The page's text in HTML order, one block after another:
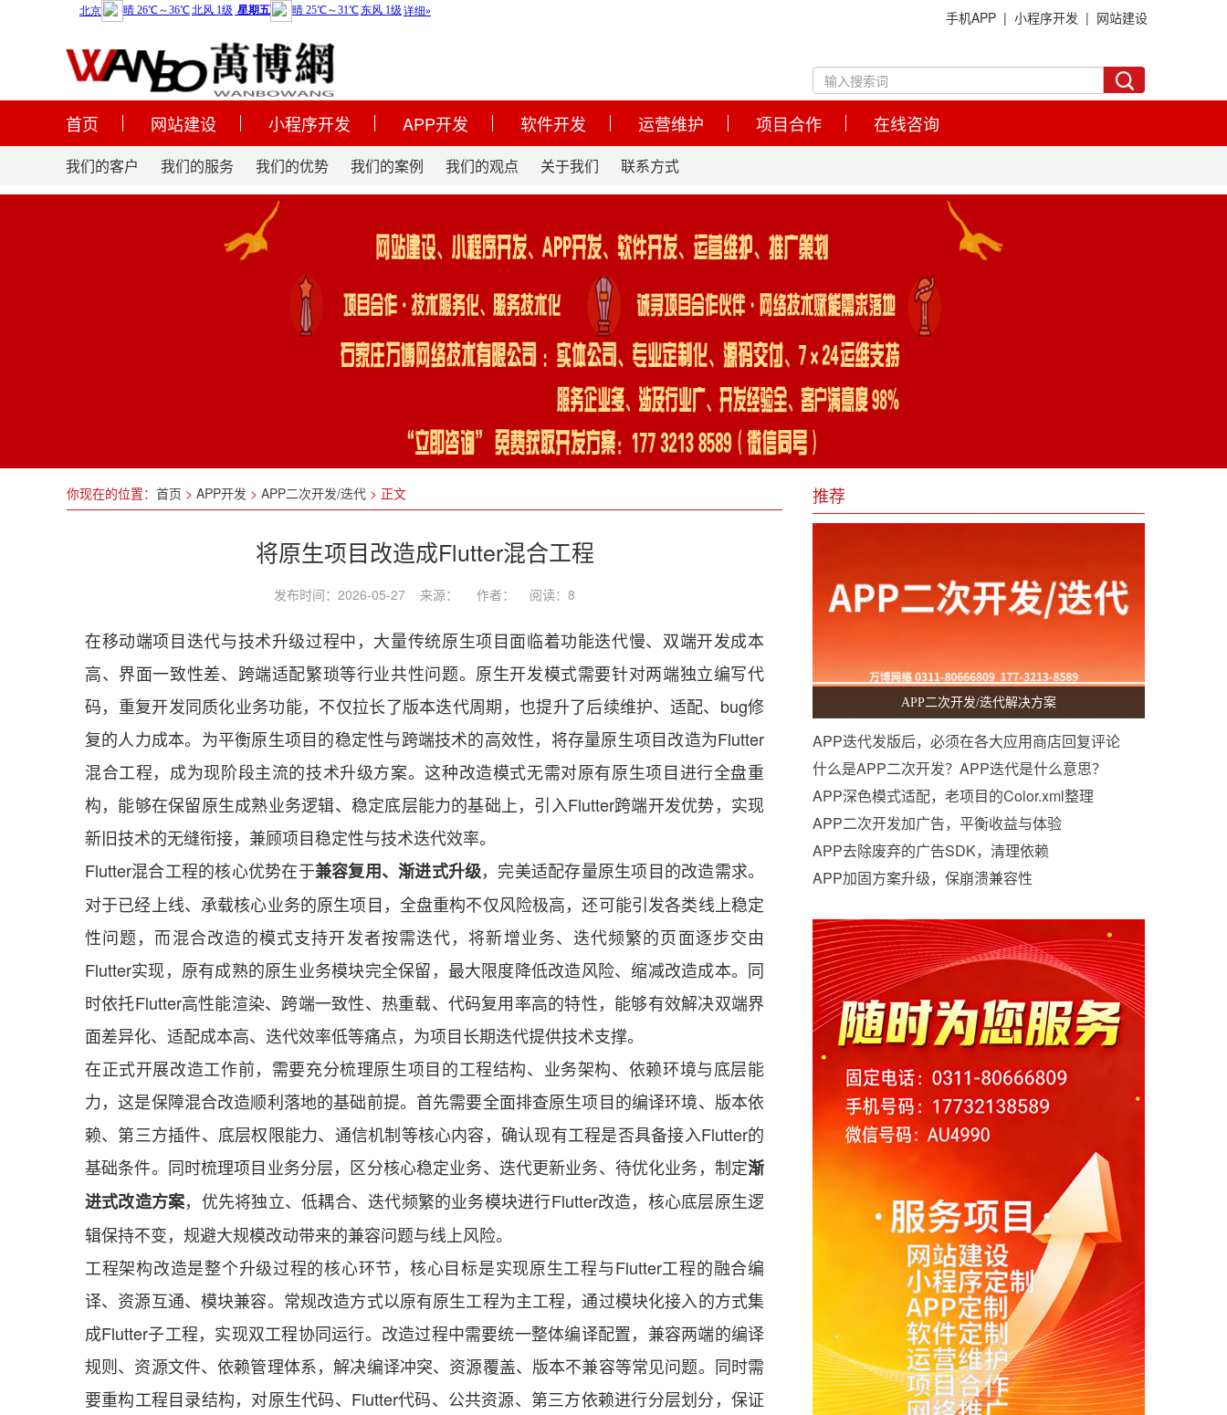
网站建设
小程序开发 |
手机APP |
首页 网站建设 小程序开发 APP开发 软件开发 运营维护 项目合作 在线咨询
我们的客户 我们的服务 我们的优势 我们的案例 我们的观点 关于我们 联系方式
你现在的位置： 首页 > APP开发 > APP二次开发/迭代 > 正文
将原生项目改造成Flutter混合工程
发布时间：2026-05-27 来源： 作者： 阅读： 8
在移动端项目迭代与技术升级过程中，大量传统原生项目面临着功能迭代慢、双端开发成本
高、界面一致性差、跨端适配繁琐等行业共性问题。原生开发模式需要针对两端独立编写代
码，重复开发同质化业务功能，不仅拉长了版本迭代周期，也提升了后续维护、适配、bug修
复的人力成本。为平衡原生项目的稳定性与跨端技术的高效性，将存量原生项目改造为Flutter
混合工程，成为现阶段主流的技术升级方案。这种改造模式无需对原有原生项目进行全盘重
构，能够在保留原生成熟业务逻辑、稳定底层能力的基础上，引入Flutter跨端开发优势，实现
新旧技术的无缝衔接，兼顾项目稳定性与技术迭代效率。
Flutter混合工程的核心优势在于兼容复用、渐进式升级，完美适配存量原生项目的改造需求。
对于已经上线、承载核心业务的原生项目，全盘重构不仅风险极高，还可能引发各类线上稳定
性问题，而混合改造的模式支持开发者按需迭代，将新增业务、迭代频繁的页面逐步交由
Flutter实现，原有成熟的原生业务模块完全保留，最大限度降低改造风险、缩减改造成本。同
时依托Flutter高性能渲染、跨端一致性、热重载、代码复用率高的特性，能够有效解决双端界
面差异化、适配成本高、迭代效率低等痛点，为项目长期迭代提供技术支撑。
在正式开展改造工作前，需要充分梳理原生项目的工程结构、业务架构、依赖环境与底层能
力，这是保障混合改造顺利落地的基础前提。首先需要全面排查原生项目的编译环境、版本依
赖、第三方插件、底层权限能力、通信机制等核心内容，确认现有工程是否具备接入Flutter的
基础条件。同时梳理项目业务分层，区分核心稳定业务、迭代更新业务、待优化业务，制定渐
进式改造方案，优先将独立、低耦合、迭代频繁的业务模块进行Flutter改造，核心底层原生逻
辑保持不变，规避大规模改动带来的兼容问题与线上风险。
工程架构改造是整个升级过程的核心环节，核心目标是实现原生工程与Flutter工程的融合编
译、资源互通、模块兼容。常规改造方式以原有原生工程为主工程，通过模块化接入的方式集
成Flutter子工程，实现双工程协同运行。改造过程中需要统一整体编译配置，兼容两端的编译
规则、资源文件、依赖管理体系，解决编译冲突、资源覆盖、版本不兼容等常见问题。同时需
要重构工程目录结构，对原生代码、Flutter代码、公共资源、第三方依赖进行分层划分，保证
推荐
APP二次开发/迭代解决方案
APP迭代发版后，必须在各大应用商店回复评论
什么是APP二次开发？APP迭代是什么意思？
APP深色模式适配，老项目的Color.xml整理
APP二次开发加广告，平衡收益与体验
APP去除废弃的广告SDK，清理依赖
APP加固方案升级，保崩溃兼容性